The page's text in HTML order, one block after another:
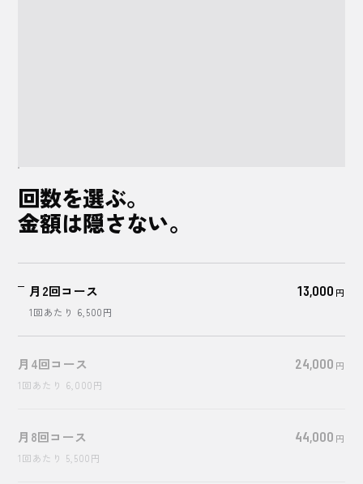
回数を選ぶ。
金額は隠さない。
月2回コース
1回あたり 6,500円
13,000 円
月4回コース
1回あたり 6,000円
24,000 円
月8回コース
1回あたり 5,500円
44,000 円